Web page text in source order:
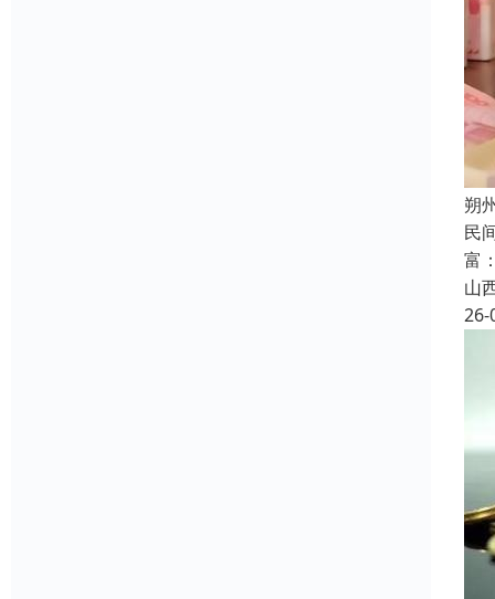
朔
民
富
山
26-